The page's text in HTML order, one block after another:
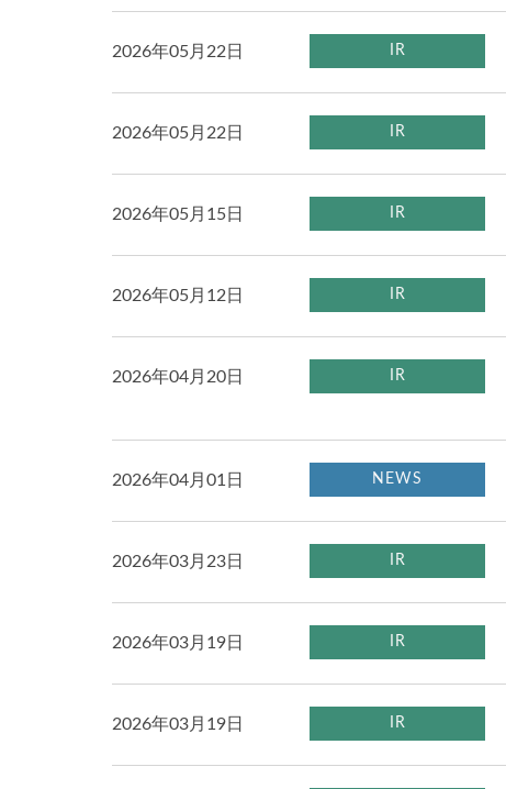
2026年05月22日 IR
2026年05月22日 IR
2026年05月15日 IR
2026年05月12日 IR
2026年04月20日 IR
2026年04月01日 NEWS
2026年03月23日 IR
2026年03月19日 IR
2026年03月19日 IR